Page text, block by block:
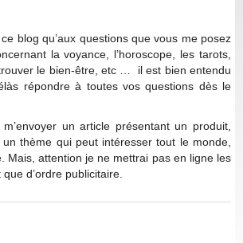
blog qu’aux questions que vous me posez
la voyance, l’horoscope, les tarots,
le bien-être, etc … il est bien entendu
répondre à toutes vos questions dès le
un article présentant un produit,
thème qui peut intéresser tout le monde,
Mais, attention je ne mettrai pas en ligne les
d’ordre publicitaire.